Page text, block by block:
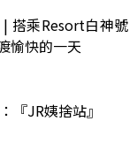
搭乘Resort白神號
愉快的一天
『JR姨捨站』